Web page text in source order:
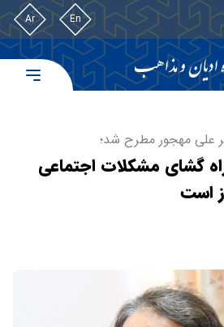
En
Ar
علی مهجور مطرح شد؛
گشای مشکلات اجتماعی
است